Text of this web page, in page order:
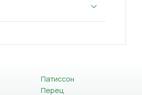
Патиссон
Перец